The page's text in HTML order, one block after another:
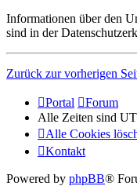
Informationen über den
sind in der
Zurück zur vorherigen
Portal
Forum
Alle Zeiten sind
Alle Cookies
Kontakt
Powered by phpBB®